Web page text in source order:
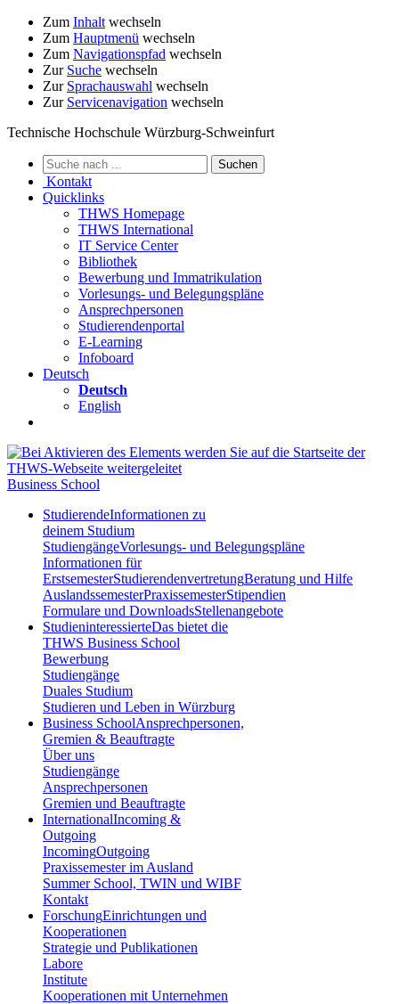
Zum Inhalt wechseln
Zum Hauptmenü wechseln
Zum Navigationspfad wechseln
Zur Suche wechseln
Zur Sprachauswahl wechseln
Zur Servicenavigation wechseln
Technische Hochschule Würzburg-Schweinfurt
Kontakt
Quicklinks
THWS Homepage
THWS International
IT Service Center
Bibliothek
Bewerbung und Immatrikulation
Vorlesungs- und Belegungspläne
Ansprechpersonen
Studierendenportal
E-Learning
Infoboard
Deutsch
Deutsch
English
Business School
StudierendeInformationen zu
deinem Studium
StudiengängeVorlesungs- und Belegungspläne
Informationen für
ErstsemesterStudierendenvertretungBeratung und Hilfe
AuslandssemesterPraxissemesterStipendien
Formulare und DownloadsStellenangebote
StudieninteressierteDas bietet die
THWS Business School
Bewerbung
Studiengänge
Duales Studium
Studieren und Leben in Würzburg
Business SchoolAnsprechpersonen,
Gremien & Beauftragte
Über uns
Studiengänge
Ansprechpersonen
Gremien und Beauftragte
InternationalIncoming &
Outgoing
IncomingOutgoing
Praxissemester im Ausland
Summer School, TWIN und WIBF
Kontakt
ForschungEinrichtungen und
Kooperationen
Strategie und Publikationen
Labore
Institute
Kooperationen mit Unternehmen